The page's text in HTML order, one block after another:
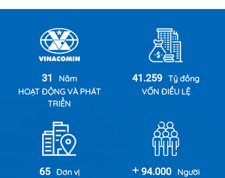
31
Năm
HOẠT ĐỘNG VÀ PHÁT
TRIỂN
41.259 Tỷ đồng
VỐN ĐIỀU LỆ
65 Đơn vị
94.000
Người